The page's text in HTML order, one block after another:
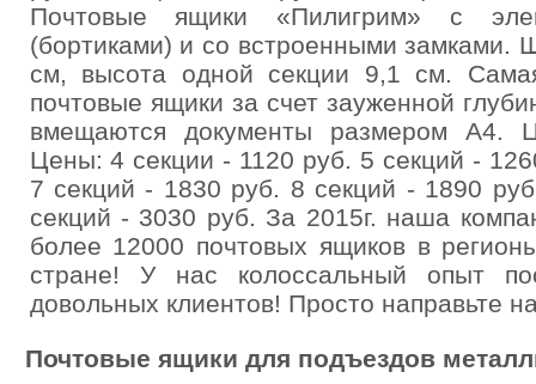
Почтовые ящики «Пилигрим» с
(бортиками) и со встроенными замками.
см, высота одной секции 9,1 см.
почтовые ящики за счет зауженной
вмещаются документы размером А4.
Цены: 4 секции - 1120 руб. 5 секций -
7 секций - 1830 руб. 8 секций - 1890
секций - 3030 руб. За 2015г. наша
более 12000 почтовых ящиков в
стране! У нас колоссальный опыт
довольных клиентов! Просто направьте
Почтовые ящики для подъездов